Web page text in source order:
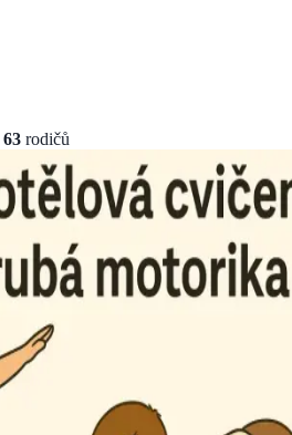
63 rodičů